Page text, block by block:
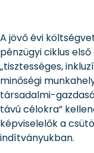
A jövő évi
pénzügyi ciklus
„tisztességes,
minőségi
társadalmi-
távú célokra”
képviselelők a
indítványukban.